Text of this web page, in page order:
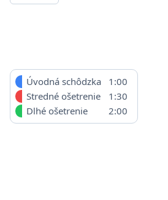
Úvodná schôdzka
1:00
Stredné ošetrenie
1:30
Dlhé ošetrenie
2:00